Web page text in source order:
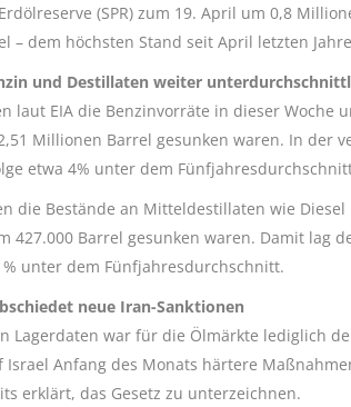
(SPR) zum 19. April um 0,8
– dem höchsten Stand seit April letzten
und Destillaten weiter
laut EIA die Benzinvorräte in dieser
Millionen Barrel gesunken waren. In der
etwa 4% unter dem
die Bestände an Mitteldestillaten wie
427.000 Barrel gesunken waren. Damit lag
unter dem Fünfjahresdurchschnitt.
neue Iran-Sanktionen
Lagerdaten war für die Ölmärkte lediglich
Israel Anfang des Monats härtere
erklärt, das Gesetz zu unterzeichnen.